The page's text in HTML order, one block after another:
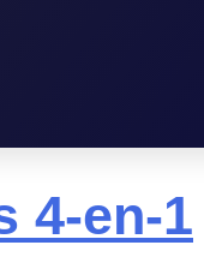
4-en-1